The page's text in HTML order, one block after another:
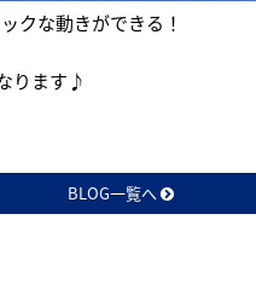
クな動きができる！
ります♪
BLOG一覧へ